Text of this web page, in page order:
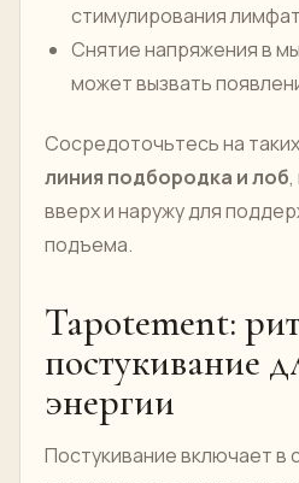
стимулирования
Снятие напряжения в
может вызвать
Сосредоточьтесь на
линия подбородка и лоб,
вверх и наружу для
подъема.
Tapotement:
постукивание
энергии
Постукивание включает в